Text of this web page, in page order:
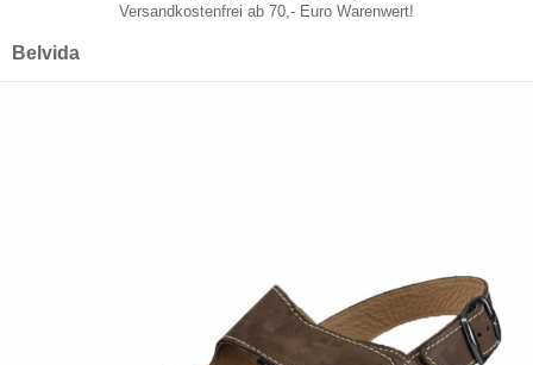
Versandkostenfrei ab 70,- Euro Warenwert!
Belvida